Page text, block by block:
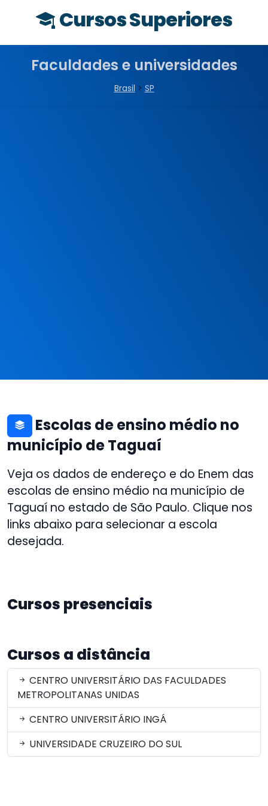
Cursos Superiores
Faculdades e universidades
Brasil > SP
Escolas de ensino médio no
município de Taguaí
Veja os dados de endereço e do Enem das
escolas de ensino médio na município de
Taguaí no estado de São Paulo. Clique nos
links abaixo para selecionar a escola
desejada.
Cursos presenciais
Cursos a distância
CENTRO UNIVERSITÁRIO DAS FACULDADES
METROPOLITANAS UNIDAS
CENTRO UNIVERSITÁRIO INGÁ
UNIVERSIDADE CRUZEIRO DO SUL